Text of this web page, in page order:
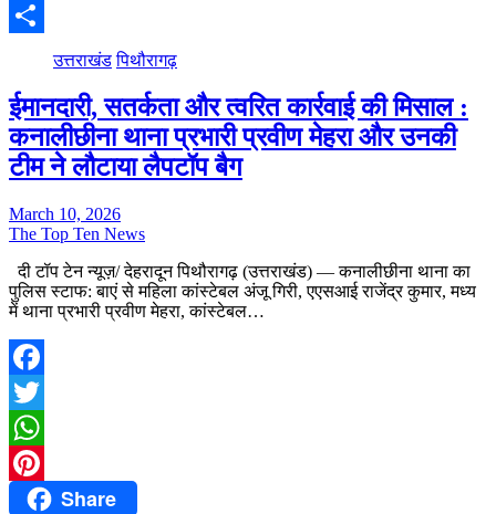
उत्तराखंड पिथौरागढ़
ईमानदारी, सतर्कता और त्वरित कार्रवाई की मिसाल :
कनालीछीना थाना प्रभारी प्रवीण मेहरा और उनकी
टीम ने लौटाया लैपटॉप बैग
March 10, 2026
The Top Ten News
दी टॉप टेन न्यूज़/ देहरादून पिथौरागढ़ (उत्तराखंड) — कनालीछीना थाना का
पुलिस स्टाफ: बाएं से महिला कांस्टेबल अंजू गिरी, एएसआई राजेंद्र कुमार, मध्य
में थाना प्रभारी प्रवीण मेहरा, कांस्टेबल…
Facebook
Twitter
WhatsApp
PinterestShare